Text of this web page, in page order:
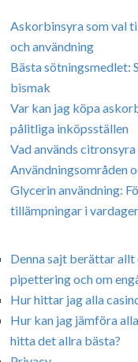
Askorbinsyra som val
och användning
Bästa sötningsmedlet:
bismak
Var kan jag köpa
pålitliga inköpsställen
Vad används
Användningsområden
Glycerin användning:
tillämpningar i
Denna sajt berättar
pipettering och om
Hur hittar jag alla
Hur kan jag jämföra
hitta det allra bästa?